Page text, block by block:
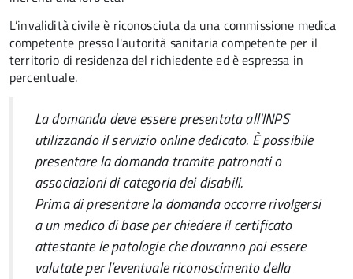
L’invalidità civile è riconosciuta da una commissione medica
competente presso l'autorità sanitaria competente per il
territorio di residenza del richiedente ed è espressa in
percentuale.
La domanda deve essere presentata all'INPS
utilizzando il servizio online dedicato. È possibile
presentare la domanda tramite patronati o
associazioni di categoria dei disabili.
Prima di presentare la domanda occorre rivolgersi
a un medico di base per chiedere il certificato
attestante le patologie che dovranno poi essere
valutate per l’eventuale riconoscimento della